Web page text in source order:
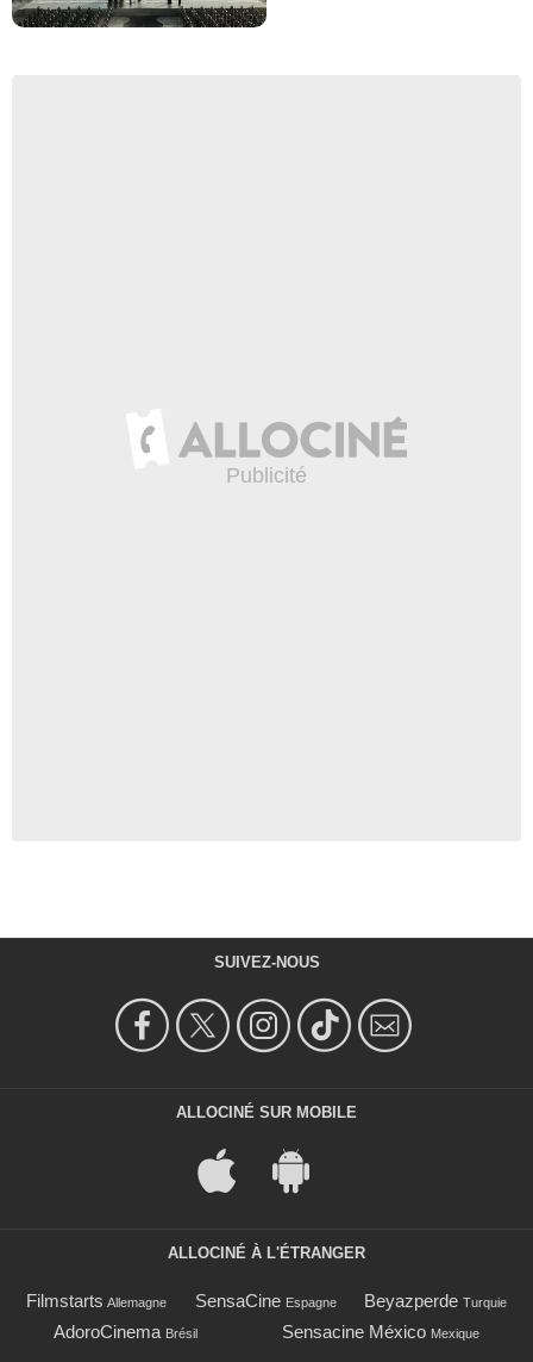
SUIVEZ-NOUS
ALLOCINÉ SUR MOBILE
ALLOCINÉ À L'ÉTRANGER
Filmstarts Allemagne SensaCine Espagne Beyazperde Turquie
AdoroCinema Brésil Sensacine México Mexique